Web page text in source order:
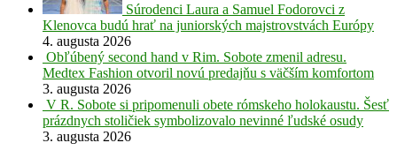
Súrodenci Laura a Samuel Fodorovci z
Klenovca budú hrať na juniorských majstrovstvách Európy
4. augusta 2026
Obľúbený second hand v Rim. Sobote zmenil adresu.
Medtex Fashion otvoril novú predajňu s väčším komfortom
3. augusta 2026
V R. Sobote si pripomenuli obete rómskeho holokaustu. Šesť
prázdnych stoličiek symbolizovalo nevinné ľudské osudy
3. augusta 2026